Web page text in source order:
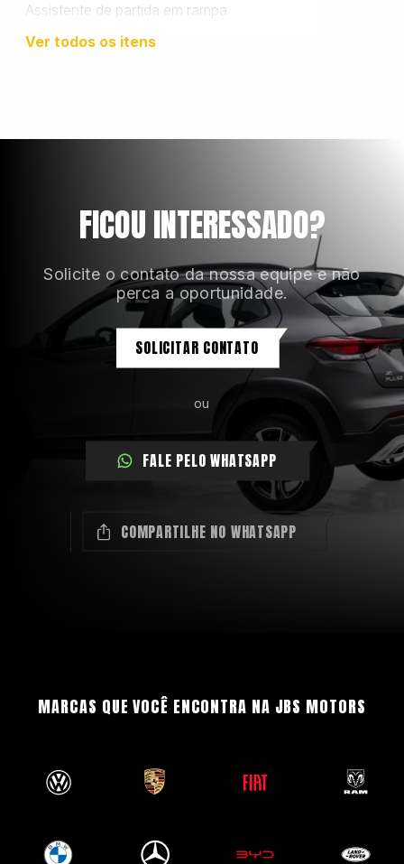
Assistente de partida em rampa
Banco do motorista com ajuste de altura
Ver todos os itens
FICOU INTERESSADO?
Solicite o contato da nossa equipe e não
perca a oportunidade.
SOLICITAR CONTATO
ou
FALE PELO WHATSAPP
COMPARTILHE NO WHATSAPP
MARCAS QUE VOCÊ ENCONTRA NA JBS MOTORS